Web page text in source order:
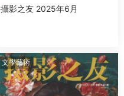
攝影之友 2025年6月
文學藝術